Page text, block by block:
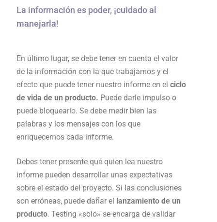
La información es poder, ¡cuidado al
manejarla!
En último lugar, se debe tener en cuenta el valor
de la información con la que trabajamos y el
efecto que puede tener nuestro informe en el ciclo
de vida de un producto. Puede darle impulso o
puede bloquearlo. Se debe medir bien las
palabras y los mensajes con los que
enriquecemos cada informe.
Debes tener presente qué quien lea nuestro
informe pueden desarrollar unas expectativas
sobre el estado del proyecto. Si las conclusiones
son erróneas, puede dañar el
lanzamiento de un
producto. Testing «solo» se encarga de validar